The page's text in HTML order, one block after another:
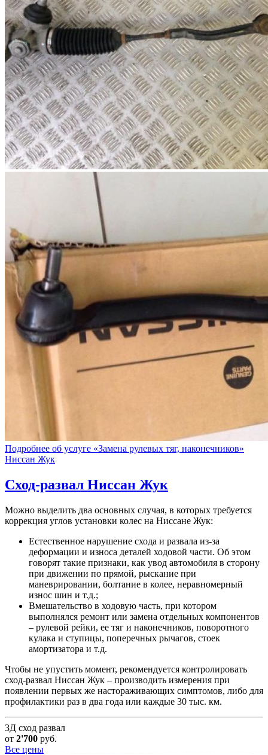
Подробнее об услуге «Замена рулевых тяг, наконечников»
Ниссан Жук
Сход-развал Ниссан Жук
Можно выделить два основных случая, в которых требуется
коррекция углов установки колес на Ниссане Жук:
Естественное нарушение схода и развала из-за
деформации и износа деталей ходовой части. Об этом
говорят такие признаки, как увод автомобиля в сторону
при движении по прямой, рыскание при
маневрировании, болтание в колее, неравномерный
износ шин и т.д.;
Вмешательство в ходовую часть, при котором
выполнялся ремонт или замена отдельных компонентов
– рулевой рейки, ее тяг и наконечников, поворотного
кулака и ступицы, поперечных рычагов, стоек
амортизатора и т.д.
Чтобы не упустить момент, рекомендуется контролировать
сход-развал Ниссан Жук – производить измерения при
появлении первых же настораживающих симптомов, либо для
профилактики раз в два года или каждые 30 тыс. км.
3Д сход развал
от 2'700 руб.
Все цены